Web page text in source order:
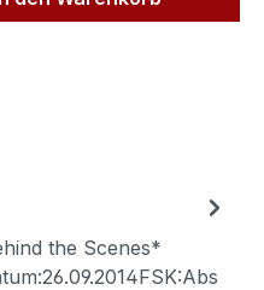
the Scenes*